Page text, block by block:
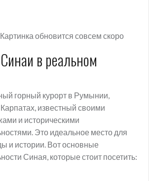
обновится совсем скоро
в реальном
горный курорт в Румынии,
известный своими
и историческими
Это идеальное место для
и истории. Вот основные
Синая, которые стоит посетить: